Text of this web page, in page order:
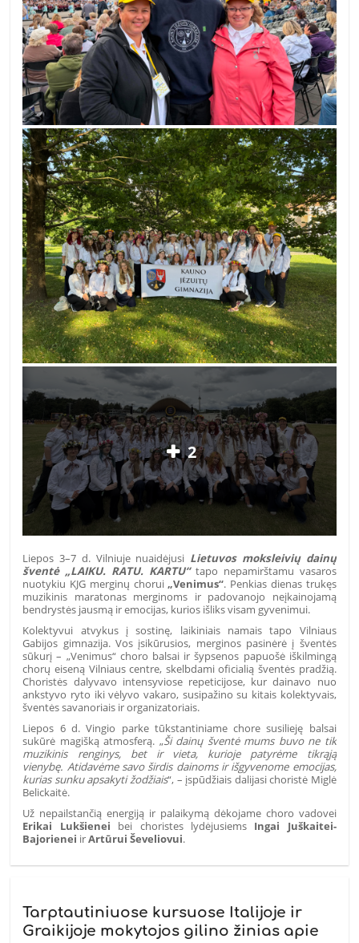
2
Liepos 3–7 d. Vilniuje nuaidėjusi Lietuvos moksleivių dainų
šventė „LAIKU. RATU. KARTU“tapo nepamirštamu vasaros
nuotykiu KJG merginų chorui„Venimus“. Penkias dienas trukęs
muzikinis maratonas merginoms ir padovanojo neįkainojamą
bendrystės jausmą ir emocijas, kurios išliks visam gyvenimui.
Kolektyvui atvykus į sostinę, laikiniais namais tapo Vilniaus
Gabijos gimnazija. Vos įsikūrusios, merginos pasinėrė į šventės
sūkurį – „Venimus“ choro balsai ir šypsenos papuošė iškilmingą
chorų eiseną Vilniaus centre, skelbdami oficialią šventės pradžią.
Choristės dalyvavo intensyviose repeticijose, kur dainavo nuo
ankstyvo ryto iki vėlyvo vakaro, susipažino su kitais kolektyvais,
šventės savanoriais ir organizatoriais.
Liepos 6 d. Vingio parke tūkstantiniame chore susilieję balsai
sukūrė magišką atmosferą. „Ši dainų šventė mums buvo ne tik
muzikinis renginys, bet ir vieta, kurioje patyrėme tikrąją
vienybę. Atidavėme savo širdis dainoms ir išgyvenome emocijas,
kurias sunku apsakyti žodžiais“, – įspūdžiais dalijasi choristė Miglė
Belickaitė.
Už nepailstančią energiją ir palaikymą dėkojame choro vadovei
Erikai Lukšienei bei choristes lydėjusiems Ingai Juškaitei-
Bajorienei irArtūrui Ševeliovui.
Tarptautiniuose kursuose Italijoje ir
Graikijoje mokytojos gilino žinias apie